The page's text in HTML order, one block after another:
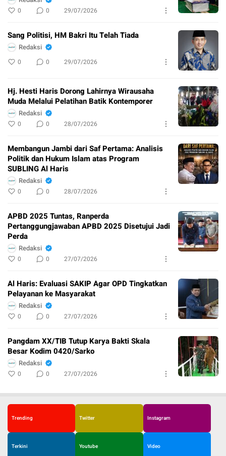
0 0 29/07/2026
Sang Politisi, HM Bakri Itu Telah Tiada
Redaksi
0 0 29/07/2026
Hj. Hesti Haris Dorong Lahirnya Wirausaha
Muda Melalui Pelatihan Batik Kontemporer
Redaksi
0 0 28/07/2026
Membangun Jambi dari Saf Pertama: Analisis
Politik dan Hukum Islam atas Program
SUBLING Al Haris
Redaksi
0 0 28/07/2026
APBD 2025 Tuntas, Ranperda
Pertanggungjawaban APBD 2025 Disetujui Jadi
Perda
Redaksi
0 0 27/07/2026
Al Haris: Evaluasi SAKIP Agar OPD Tingkatkan
Pelayanan ke Masyarakat
Redaksi
0 0 27/07/2026
Pangdam XX/TIB Tutup Karya Bakti Skala
Besar Kodim 0420/Sarko
Redaksi
0 0 27/07/2026
Trending Twitter Instagram
Terkini Youtube Video